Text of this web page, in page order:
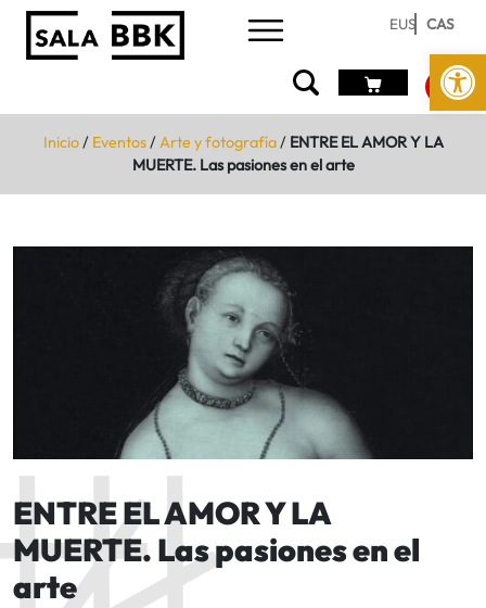
Abrir
EUS CAS
Inicio/ Eventos/Arte y fotografía/ ENTRE EL AMOR Y LA
MUERTE. Las pasiones en el arte
ENTRE EL AMOR Y LA
MUERTE. Las pasiones en el
arte